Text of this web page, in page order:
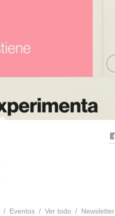
Eventos Ver todo Newsletter